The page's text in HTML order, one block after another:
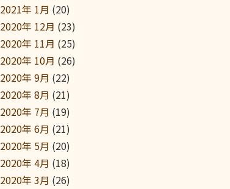
2021年 1月 (20)
2020年 12月 (23)
2020年 11月 (25)
2020年 10月 (26)
2020年 9月 (22)
2020年 8月 (21)
2020年 7月 (19)
2020年 6月 (21)
2020年 5月 (20)
2020年 4月 (18)
2020年 3月 (26)